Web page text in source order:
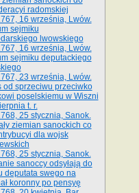
radomskiej
16 września, Lwów.
sejmiku
lwowskiego
16 września, Lwów.
sejmiku deputackiego
23 września, Lwów.
od sprzeciwu przeciwko
poselskiemu w Wiszni
t. r.
25 stycznia, Sanok.
ziemian sanockich co
dla wojsk
25 stycznia, Sanok.
sanoccy odsyłają do
deputata swego na
koronny po pensyę